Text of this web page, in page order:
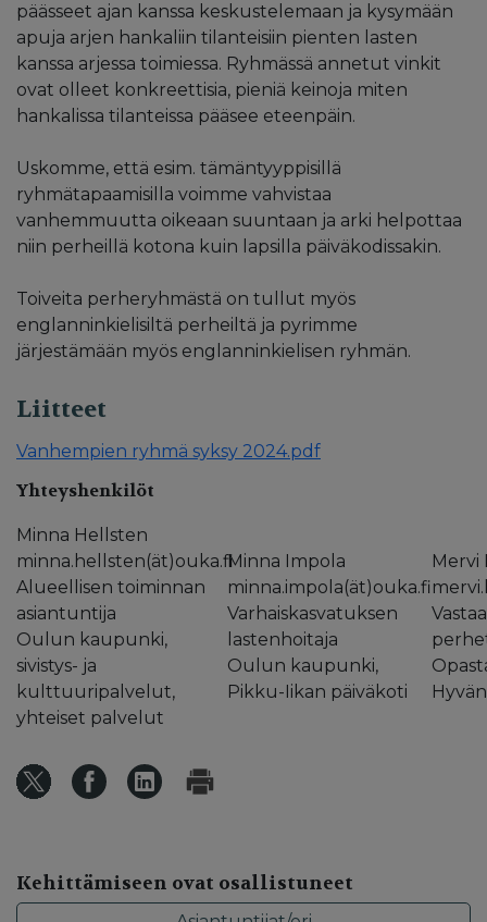
päässeet ajan kanssa keskustelemaan ja kysymään
apuja arjen hankaliin tilanteisiin pienten lasten
kanssa arjessa toimiessa. Ryhmässä annetut vinkit
ovat olleet konkreettisia, pieniä keinoja miten
hankalissa tilanteissa pääsee eteenpäin.
Uskomme, että esim. tämäntyyppisillä
ryhmätapaamisilla voimme vahvistaa
vanhemmuutta oikeaan suuntaan ja arki helpottaa
niin perheillä kotona kuin lapsilla päiväkodissakin.
Toiveita perheryhmästä on tullut myös
englanninkielisiltä perheiltä ja pyrimme
järjestämään myös englanninkielisen ryhmän.
Liitteet
Vanhempien ryhmä syksy 2024.pdf
Yhteyshenkilöt
Minna Hellsten
minna.hellsten(ät)ouka.fi
Alueellisen toiminnan
asiantuntija
Oulun kaupunki,
sivistys- ja
kulttuuripalvelut,
yhteiset palvelut
Minna Impola
minna.impola(ät)ouka.fi
Varhaiskasvatuksen
lastenhoitaja
Oulun kaupunki,
Pikku-Iikan päiväkoti
Mervi
Kehittämiseen ovat osallistuneet